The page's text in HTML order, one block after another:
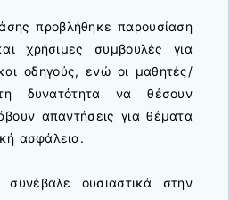
προβλήθηκε παρουσίαση
χρήσιμες συμβουλές για
οδηγούς, ενώ οι μαθητές/
δυνατότητα να θέσουν
απαντήσεις για θέματα
ασφάλεια.
ουσιαστικά στην